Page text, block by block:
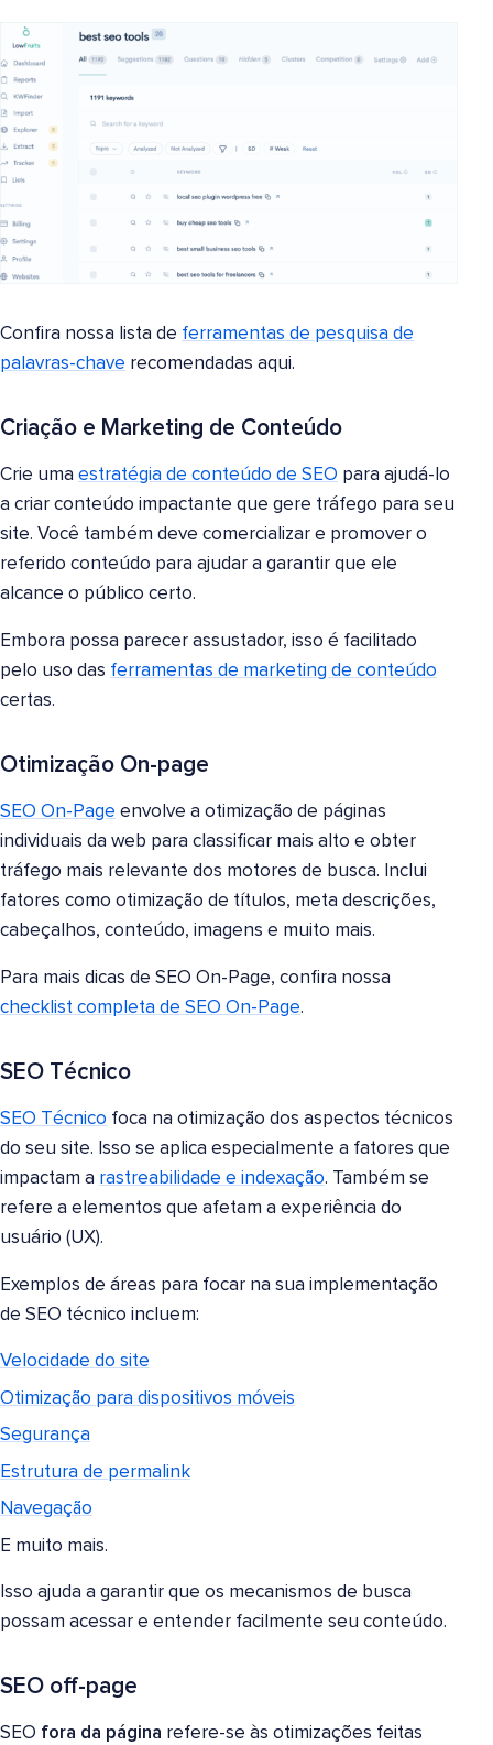
Confira nossa lista de ferramentas de pesquisa de
palavras-chave recomendadas aqui.
Criação e Marketing de Conteúdo
Crie uma estratégia de conteúdo de SEO para ajudá-lo
a criar conteúdo impactante que gere tráfego para seu
site. Você também deve comercializar e promover o
referido conteúdo para ajudar a garantir que ele
alcance o público certo.
Embora possa parecer assustador, isso é facilitado
pelo uso das ferramentas de marketing de conteúdo
certas.
Otimização On-page
SEO On-Page envolve a otimização de páginas
individuais da web para classificar mais alto e obter
tráfego mais relevante dos motores de busca. Inclui
fatores como otimização de títulos, meta descrições,
cabeçalhos, conteúdo, imagens e muito mais.
Para mais dicas de SEO On-Page, confira nossa
checklist completa de SEO On-Page.
SEO Técnico
SEO Técnico foca na otimização dos aspectos técnicos
do seu site. Isso se aplica especialmente a fatores que
impactam a rastreabilidade e indexação. Também se
refere a elementos que afetam a experiência do
usuário (UX).
Exemplos de áreas para focar na sua implementação
de SEO técnico incluem:
Velocidade do site
Otimização para dispositivos móveis
Segurança
Estrutura de permalink
Navegação
E muito mais.
Isso ajuda a garantir que os mecanismos de busca
possam acessar e entender facilmente seu conteúdo.
SEO off-page
SEO fora da página refere-se às otimizações feitas